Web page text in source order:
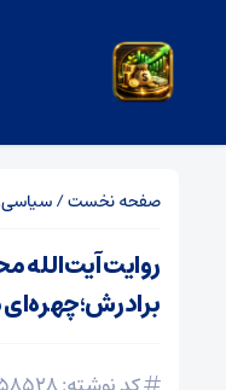
صفحه نخست/
روایت